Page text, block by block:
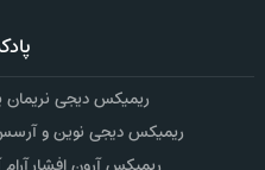
ریمیکس دیجی
ریمیکس دیجی نوین و آرسس